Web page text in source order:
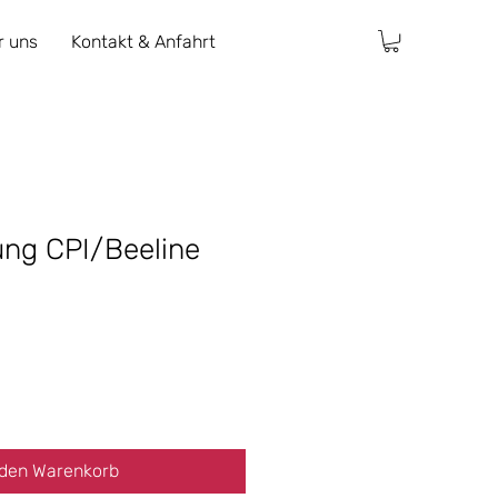
uns Kontakt & Anfahrt
CPI/Beeline
Warenkorb